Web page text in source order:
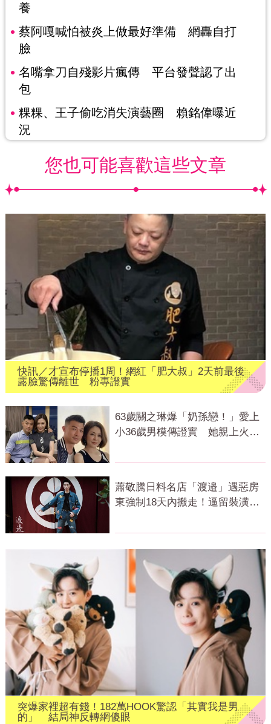
養
蔡阿嘎喊怕被炎上做最好準備 網轟自打
臉
名嘴拿刀自殘影片瘋傳 平台發聲認了出
包
粿粿、王子偷吃消失演藝圈 賴銘偉曝近
況
您也可能喜歡這些文章
快訊／才宣布停播1周！網紅「肥大叔」2天前最後
露臉驚傳離世 粉專證實
63歲關之琳爆「奶孫戀！」愛上
小36歲男模傳證實 她親上火線
蕭敬騰日料名店「渡邉」遇惡房
東強制18天內搬走！逼留裝潢：
突爆家裡超有錢！182萬HOOK驚認「其實我是男
的」 結局神反轉網傻眼